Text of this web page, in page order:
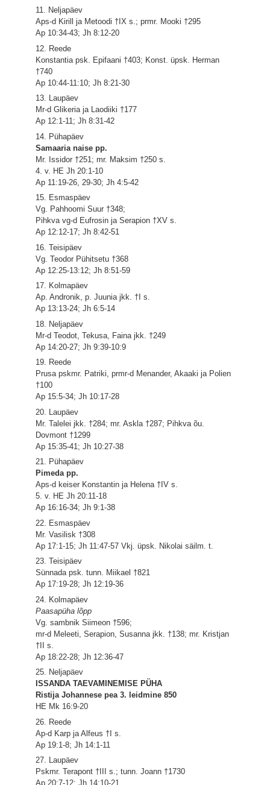
11. Neljapäev
Aps-d Kirill ja Metoodi †IX s.; prmr. Mooki †295
Ap 10:34-43; Jh 8:12-20
12. Reede
Konstantia psk. Epifaani †403; Konst. üpsk. Herman
†740
Ap 10:44-11:10; Jh 8:21-30
13. Laupäev
Mr-d Glikeria ja Laodiiki †177
Ap 12:1-11; Jh 8:31-42
14. Pühapäev
Samaaria naise pp.
Mr. Issidor †251; mr. Maksim †250 s.
4. v. HE Jh 20:1-10
Ap 11:19-26, 29-30; Jh 4:5-42
15. Esmaspäev
Vg. Pahhoomi Suur †348;
Pihkva vg-d Eufrosin ja Serapion †XV s.
Ap 12:12-17; Jh 8:42-51
16. Teisipäev
Vg. Teodor Pühitsetu †368
Ap 12:25-13:12; Jh 8:51-59
17. Kolmapäev
Ap. Andronik, p. Juunia jkk. †I s.
Ap 13:13-24; Jh 6:5-14
18. Neljapäev
Mr-d Teodot, Tekusa, Faina jkk. †249
Ap 14:20-27; Jh 9:39-10:9
19. Reede
Prusa pskmr. Patriki, prmr-d Menander, Akaaki ja Polien
†100
Ap 15:5-34; Jh 10:17-28
20. Laupäev
Mr. Talelei jkk. †284; mr. Askla †287; Pihkva õu.
Dovmont †1299
Ap 15:35-41; Jh 10:27-38
21. Pühapäev
Pimeda pp.
Aps-d keiser Konstantin ja Helena †IV s.
5. v. HE Jh 20:11-18
Ap 16:16-34; Jh 9:1-38
22. Esmaspäev
Mr. Vasilisk †308
Ap 17:1-15; Jh 11:47-57 Vkj. üpsk. Nikolai säilm. t.
23. Teisipäev
Sünnada psk. tunn. Miikael †821
Ap 17:19-28; Jh 12:19-36
24. Kolmapäev
Paasapüha lõpp
Vg. sambnik Siimeon †596;
mr-d Meleeti, Serapion, Susanna jkk. †138; mr. Kristjan
†II s.
Ap 18:22-28; Jh 12:36-47
25. Neljapäev
ISSANDA TAEVAMINEMISE PÜHA
Ristija Johannese pea 3. leidmine 850
HE Mk 16:9-20
26. Reede
Ap-d Karp ja Alfeus †I s.
Ap 19:1-8; Jh 14:1-11
27. Laupäev
Pskmr. Terapont †III s.; tunn. Joann †1730
Ap 20:7-12; Jh 14:10-21